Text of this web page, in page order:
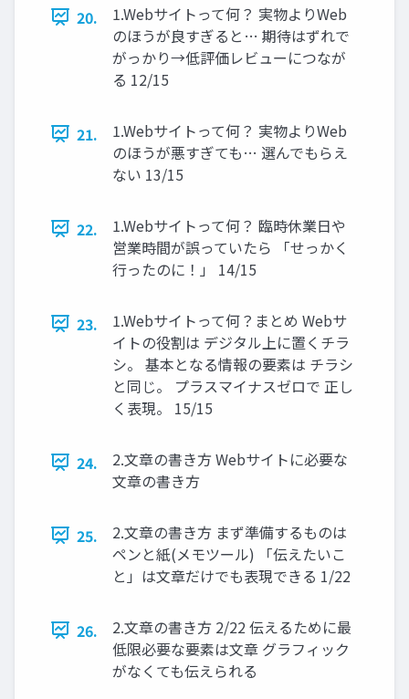
20.
1.Webサイトって何？ 実物よりWeb
のほうが良すぎると… 期待はずれで
がっかり→低評価レビューにつなが
る 12/15
21.
1.Webサイトって何？ 実物よりWeb
のほうが悪すぎても… 選んでもらえ
ない 13/15
22.
1.Webサイトって何？ 臨時休業日や
営業時間が誤っていたら 「せっかく
行ったのに！」 14/15
23.
1.Webサイトって何？まとめ Webサ
イトの役割は デジタル上に置くチラ
シ。 基本となる情報の要素は チラシ
と同じ。 プラスマイナスゼロで 正し
く表現。 15/15
24.
2.文章の書き方 Webサイトに必要な
文章の書き方
25.
2.文章の書き方 まず準備するものは
ペンと紙(メモツール) 「伝えたいこ
と」は文章だけでも表現できる 1/22
26.
2.文章の書き方 2/22 伝えるために最
低限必要な要素は文章 グラフィック
がなくても伝えられる